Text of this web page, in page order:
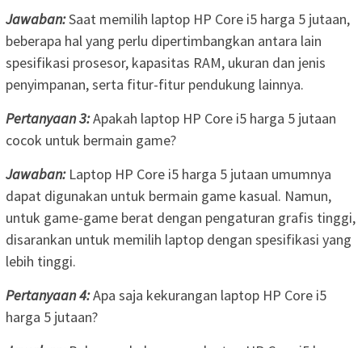
Jawaban:Saat memilih laptop HP Core i5 harga 5 jutaan,
beberapa hal yang perlu dipertimbangkan antara lain
spesifikasi prosesor, kapasitas RAM, ukuran dan jenis
penyimpanan, serta fitur-fitur pendukung lainnya.
Pertanyaan 3:Apakah laptop HP Core i5 harga 5 jutaan
cocok untuk bermain game?
Jawaban:Laptop HP Core i5 harga 5 jutaan umumnya
dapat digunakan untuk bermain game kasual. Namun,
untuk game-game berat dengan pengaturan grafis tinggi,
disarankan untuk memilih laptop dengan spesifikasi yang
lebih tinggi.
Pertanyaan 4:Apa saja kekurangan laptop HP Core i5
harga 5 jutaan?